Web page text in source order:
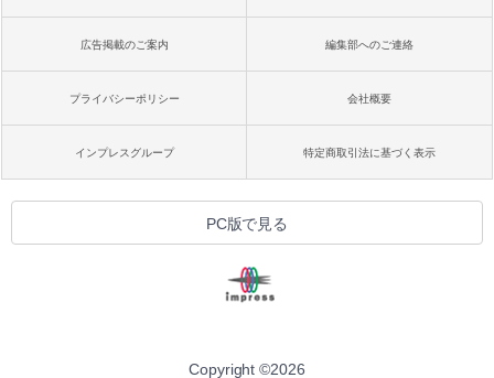
広告掲載のご案内 編集部へのご連絡
プライバシーポリシー 会社概要
インプレスグループ 特定商取引法に基づく表示
PC版で見る
Copyright ©2026